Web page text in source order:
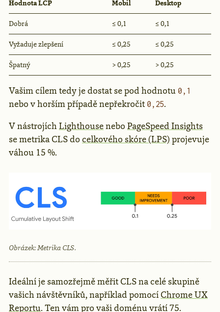
Hodnota LCP Mobil Desktop
Dobrá ≤ 0,1 ≤ 0,1
Vyžaduje zlepšení ≤ 0,25 ≤ 0,25
Špatný > 0,25 > 0,25
Vašim cílem tedy je dostat se pod hodnotu 0,1
nebo v horším případě nepřekročit 0,25.
V nástrojíchLighthousenebo PageSpeed Insights
se metrika CLS do celkového skóre (LPS) projevuje
váhou 15 %.
Obrázek: Metrika CLS.
Ideální je samozřejmě měřit CLS na celé skupině
vašich návštěvníků, například pomocíChrome UX
Reportu. Ten vám pro vaši doménu vrátí 75.